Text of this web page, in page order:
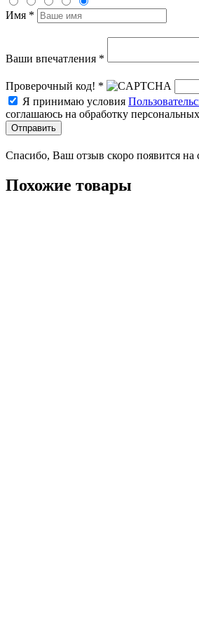
Имя *
Ваши впечатления *
Проверочный код! *
Я принимаю условия
соглашаюсь на обработку
Отправить
Спасибо, Ваш отзыв скоро появится на
Похожие товары